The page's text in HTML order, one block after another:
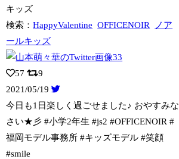
キッズ
検索：HappyValentine OFFICENOIR
ノア
ールキッズ
57
9
2021/05/19
今日も1日楽しく過ごせました♪ おやすみな
さい★彡 #小学2年生 #js2 #OFFICENOIR #
福岡モデル事務所 #キッズモデル #笑顔
#smile